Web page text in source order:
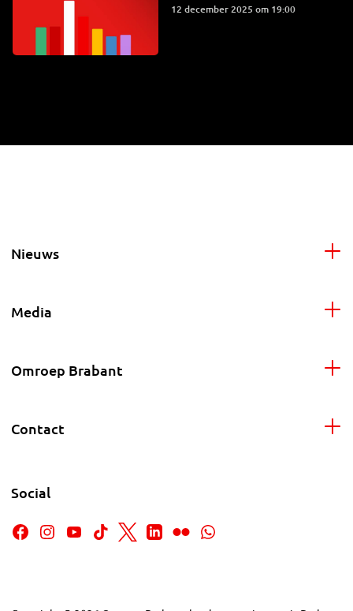
12 december 2025 om 19:00
Nieuws
Media
Omroep Brabant
Contact
Social